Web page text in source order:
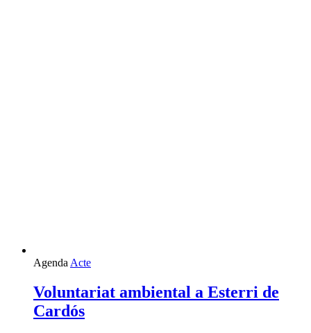
Agenda Acte
Voluntariat ambiental a Esterri de
Cardós